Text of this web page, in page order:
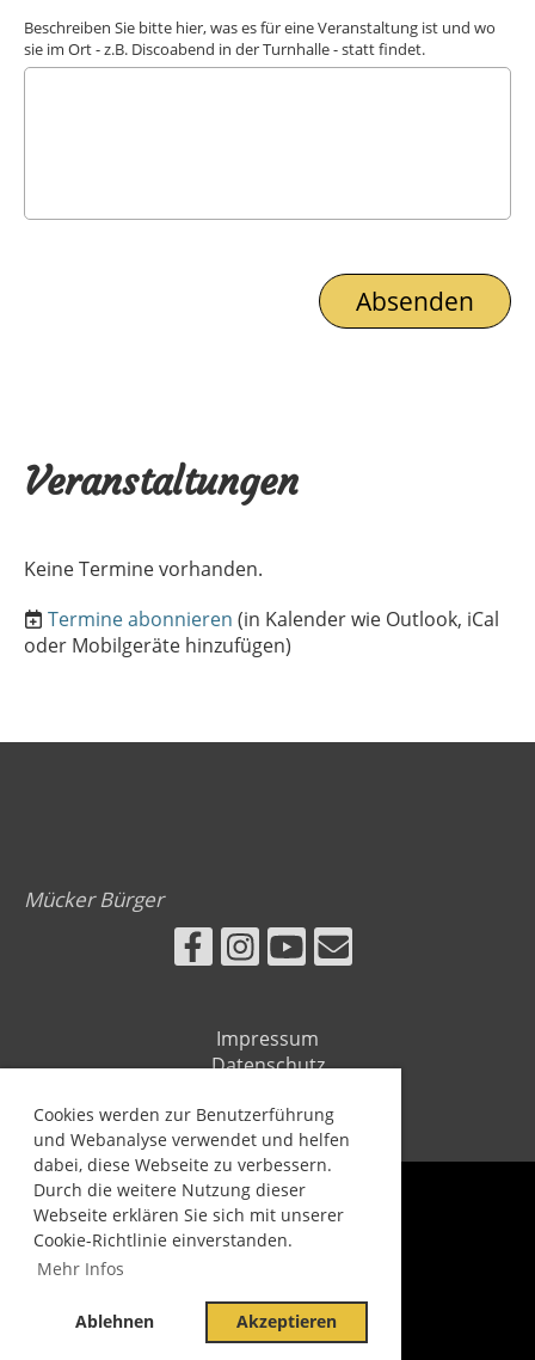
Cookies werden zur Benutzerführung
und Webanalyse verwendet und helfen
dabei, diese Webseite zu verbessern.
Durch die weitere Nutzung dieser
Webseite erklären Sie sich mit unserer
Cookie-Richtlinie einverstanden.
Mehr Infos
Ablehnen Akzeptieren
Beschreiben Sie bitte hier, was es für eine Veranstaltung ist und wo
sie im Ort - z.B. Discoabend in der Turnhalle - statt findet.
Veranstaltungen
Keine Termine vorhanden.
Termine abonnieren (in Kalender wie Outlook, iCal
oder Mobilgeräte hinzufügen)
Mücker Bürger
Impressum
Datenschutz
Copyright Mücker Bürger 2021